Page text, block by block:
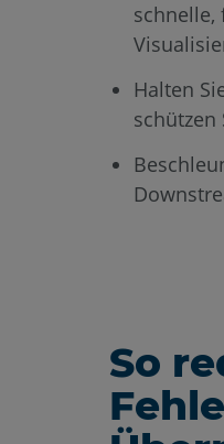
schnelle,
Halten
schützen
So